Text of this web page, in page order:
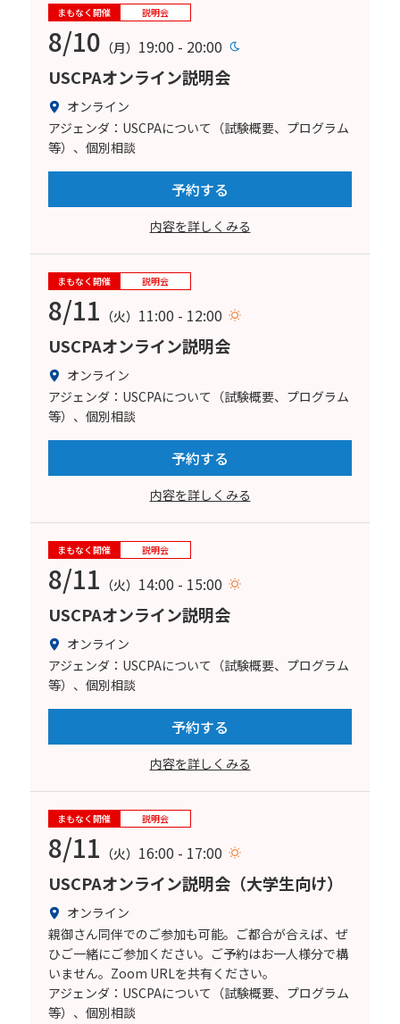
まもなく開催 説明会
8/10 （月） 19:00 - 20:00
USCPAオンライン説明会
オンライン
アジェンダ：USCPAについて（試験概要、プログラム
等）、個別相談
予約する
内容を詳しくみる
まもなく開催 説明会
8/11 （火） 11:00 - 12:00
USCPAオンライン説明会
オンライン
アジェンダ：USCPAについて（試験概要、プログラム
等）、個別相談
予約する
内容を詳しくみる
まもなく開催 説明会
8/11 （火） 14:00 - 15:00
USCPAオンライン説明会
オンライン
アジェンダ：USCPAについて（試験概要、プログラム
等）、個別相談
予約する
内容を詳しくみる
まもなく開催 説明会
8/11 （火） 16:00 - 17:00
USCPAオンライン説明会（大学生向け）
オンライン
親御さん同伴でのご参加も可能。ご都合が合えば、ぜ
ひご一緒にご参加ください。ご予約はお一人様分で構
いません。Zoom URLを共有ください。
アジェンダ：USCPAについて（試験概要、プログラム
等）、個別相談